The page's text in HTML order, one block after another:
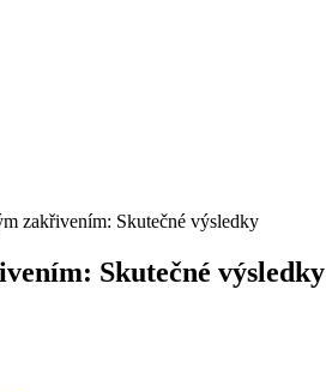
zakřivením: Skutečné výsledky
Skutečné výsledky